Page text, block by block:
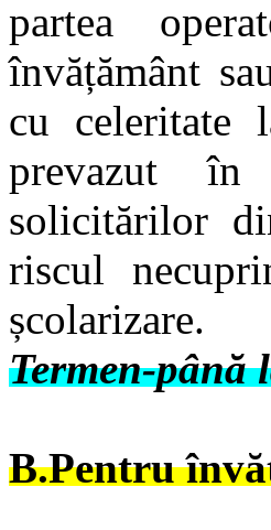
partea
învățământ
cu celeritate
prevazut în
solicitărilor
riscul
școlarizare.
Termen-până
B.Pentru